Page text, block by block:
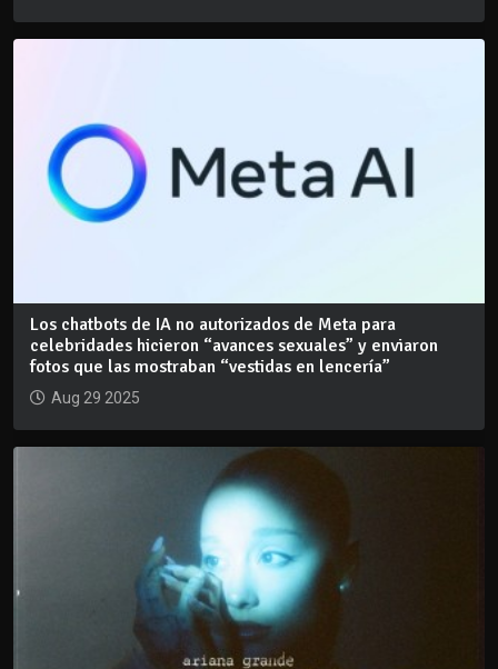
Los chatbots de IA no autorizados de Meta para
celebridades hicieron “avances sexuales” y enviaron
fotos que las mostraban “vestidas en lencería”
Aug 29 2025